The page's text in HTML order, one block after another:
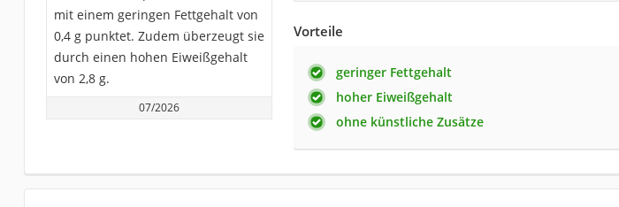
mit einem geringen Fettgehalt von
0,4 g punktet. Zudem überzeugt sie
durch einen hohen Eiweißgehalt
von 2,8 g.
07/2026
Vorteile
geringer Fettgehalt
hoher Eiweißgehalt
ohne künstliche Zusätze